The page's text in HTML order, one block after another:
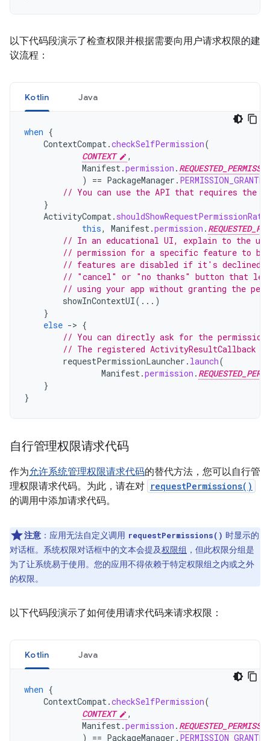
以下代码段演示了检查权限并根据需要向用户请求权限的建
议流程：
Kotlin Java
when {
ContextCompat.checkSelfPermission(
CONTEXT
,
Manifest.permission .
)
== PackageManager . PERMISSION_GRANTED
// You can use the API that requires the
}
ActivityCompat.
this, Manifest.permission .
// In an educational UI, explain to the
// permission for a specific feature to
// features are disabled if it's
// "cancel" or "no thanks" button that
// using your app without granting the
showInContextUI(...)
}
else -> {
// You can directly ask for the
// The registered ActivityResultCallback
requestPermissionLauncher . launch(
Manifest.permission .
}
}
自行管理权限请求代码
作为允许系统管理权限请求代码的替代方法，您可以自行管
理权限请求代码。为此，请在对 requestPermissions()
的调用中添加请求代码。
注意 ：应用无法自定义调用 requestPermissions() 时显示的
对话框。系统权限对话框中的文本会提及权限组 ，但此权限分组是
为了让系统易于使用。您的应用不得依赖于特定权限组之内或之外
的权限。
以下代码段演示了如何使用请求代码来请求权限：
Kotlin Java
when {
ContextCompat.checkSelfPermission(
CONTEXT
,
Manifest.permission .
)
== PackageManager . PERMISSION_GRANTED